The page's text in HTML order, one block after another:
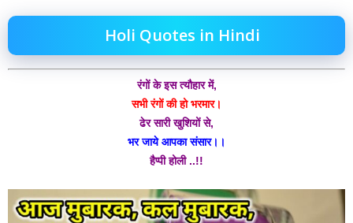
Holi Quotes in Hindi
रंगों के इस त्यौहार में,
सभी रंगों की हो भरमार।
ढेर सारी खुशियों से,
भर जाये आपका संसार।।
हैप्पी होली ..!!